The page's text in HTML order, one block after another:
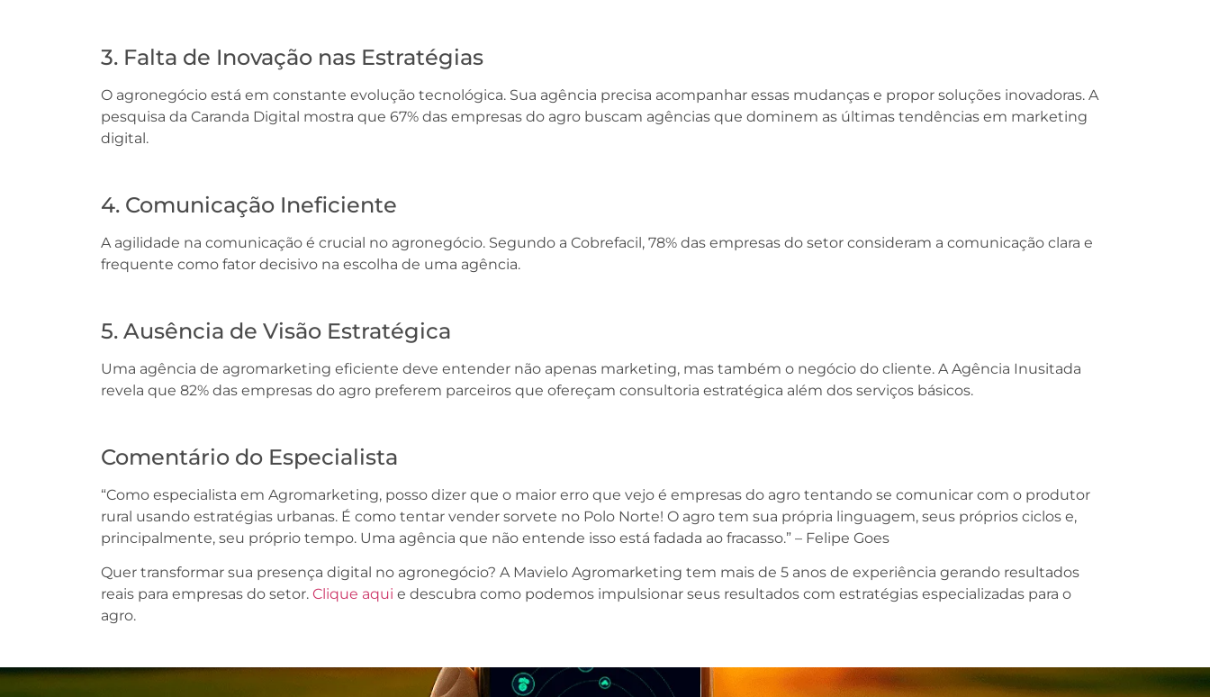
3. Falta de Inovação nas Estratégias
O agronegócio está em constante evolução tecnológica. Sua agência precisa acompanhar essas mudanças e propor soluções inovadoras. A
pesquisa da Caranda Digital mostra que 67% das empresas do agro buscam agências que dominem as últimas tendências em marketing
digital.
4. Comunicação Ineficiente
A agilidade na comunicação é crucial no agronegócio. Segundo a Cobrefacil, 78% das empresas do setor consideram a comunicação clara e
frequente como fator decisivo na escolha de uma agência.
5. Ausência de Visão Estratégica
Uma agência de agromarketing eficiente deve entender não apenas marketing, mas também o negócio do cliente. A Agência Inusitada
revela que 82% das empresas do agro preferem parceiros que ofereçam consultoria estratégica além dos serviços básicos.
Comentário do Especialista
“Como especialista em Agromarketing, posso dizer que o maior erro que vejo é empresas do agro tentando se comunicar com o produtor
rural usando estratégias urbanas. É como tentar vender sorvete no Polo Norte! O agro tem sua própria linguagem, seus próprios ciclos e,
principalmente, seu próprio tempo. Uma agência que não entende isso está fadada ao fracasso.” – Felipe Goes
Quer transformar sua presença digital no agronegócio? A Mavielo Agromarketing tem mais de 5 anos de experiência gerando resultados
reais para empresas do setor. Clique aqui e descubra como podemos impulsionar seus resultados com estratégias especializadas para o
agro.